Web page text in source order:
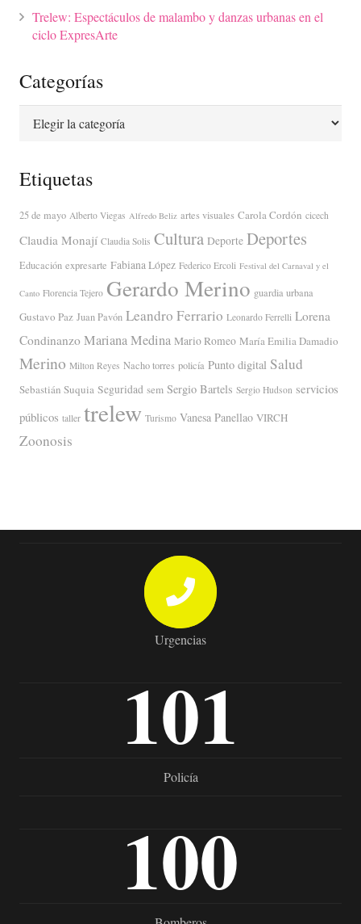
Trelew: Espectáculos de malambo y danzas urbanas en el
ciclo ExpresArte
Categorías
Categorías
Etiquetas
25 de mayo Alberto Viegas Alfredo Beliz artes visuales Carola Cordón cicech
Claudia Monají Claudia Solis Cultura Deporte Deportes
Educación expresarte Fabiana López Federico Ercoli Festival del Carnaval y el
Canto Florencia Tejero Gerardo Merino guardia urbana
Gustavo Paz Juan Pavón Leandro Ferrario Leonardo Ferrelli Lorena
Condinanzo Mariana Medina Mario Romeo María Emilia Damadio
Merino Milton Reyes Nacho torres policía Punto digital Salud
Sebastián Suquia Seguridad sem Sergio Bartels Sergio Hudson servicios
públicos taller trelew Turismo Vanesa Panellao VIRCH
Zoonosis
Urgencias
101
Policía
100